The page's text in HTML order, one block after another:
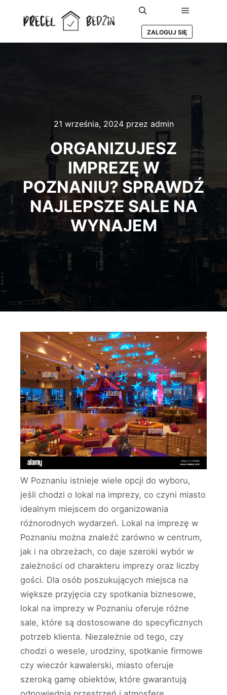
Szukaj Główne
ZALOGUJ SIĘ
21 września, 2024przez admin
ORGANIZUJESZ
IMPREZĘ W
POZNANIU? SPRAWDŹ
NAJLEPSZE SALE NA
WYNAJEM
W Poznaniu istnieje wiele opcji do wyboru,
jeśli chodzi o lokal na imprezy, co czyni miasto
idealnym miejscem do organizowania
różnorodnych wydarzeń. Lokal na imprezę w
Poznaniu można znaleźć zarówno w centrum,
jak i na obrzeżach, co daje szeroki wybór w
zależności od charakteru imprezy oraz liczby
gości. Dla osób poszukujących miejsca na
większe przyjęcia czy spotkania biznesowe,
lokal na imprezy w Poznaniu oferuje różne
sale, które są dostosowane do specyficznych
potrzeb klienta. Niezależnie od tego, czy
chodzi o wesele, urodziny, spotkanie firmowe
czy wieczór kawalerski, miasto oferuje
szeroką gamę obiektów, które gwarantują